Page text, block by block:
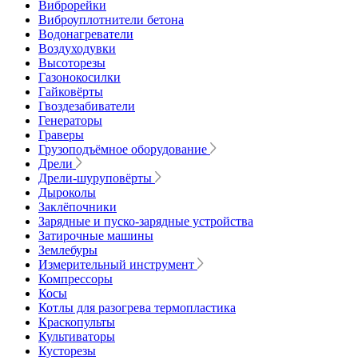
Виброрейки
Виброуплотнители бетона
Водонагреватели
Воздуходувки
Высоторезы
Газонокосилки
Гайковёрты
Гвоздезабиватели
Генераторы
Граверы
Грузоподъёмное оборудование
Дрели
Дрели-шуруповёрты
Дыроколы
Заклёпочники
Зарядные и пуско-зарядные устройства
Затирочные машины
Землебуры
Измерительный инструмент
Компрессоры
Косы
Котлы для разогрева термопластика
Краскопульты
Культиваторы
Кусторезы